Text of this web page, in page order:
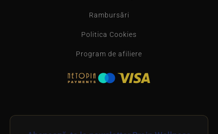
Rambursări
Politica Cookies
Program de afiliere